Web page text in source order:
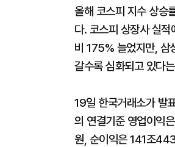
올해 코스피 지수 상승
다. 코스피 상장사 실
비 175% 늘었지만, 삼
갈수록 심화되고 있다
19일 한국거래소가 발
의 연결기준 영업이익
원, 순이익은 141조